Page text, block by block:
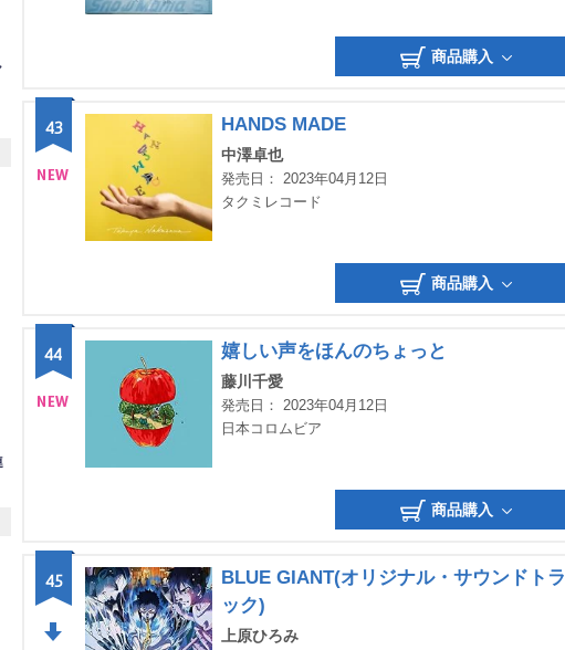
商品購入
43 HANDS MADE
中澤卓也
発売日： 2023年04月12日
タクミレコード
商品購入
44 嬉しい声をほんのちょっと
藤川千愛
発売日： 2023年04月12日
日本コロムビア
商品購入
45
BLUE GIANT(オリジナル・サウンドトラ
ック)
上原ひろみ